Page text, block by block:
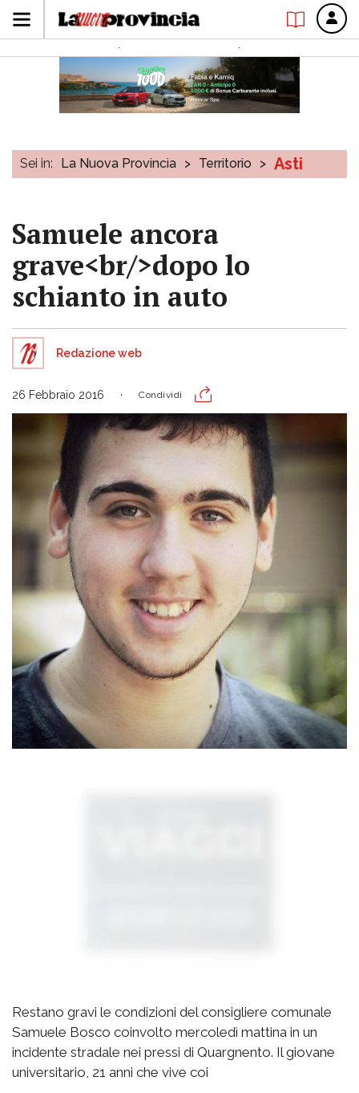
Sei in: La Nuova Provincia > Territorio > Asti
Samuele ancora
grave<br/>dopo lo
schianto in auto
Redazione web
26 Febbraio 2016 Condividi
Restano gravi le condizioni del consigliere comunale
Samuele Bosco coinvolto mercoledì mattina in un
incidente stradale nei pressi di Quargnento. Il giovane
universitario, 21 anni che vive coi